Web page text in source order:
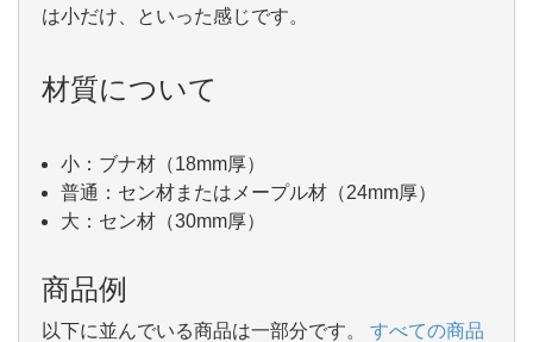
は小だけ、といった感じです。
材質について
小：ブナ材（18mm厚）
普通：セン材またはメープル材（24mm厚）
大：セン材（30mm厚）
商品例
以下に並んでいる商品は一部分です。
すべての商品